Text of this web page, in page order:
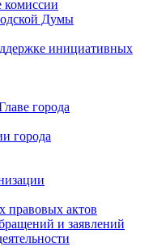
комиссии
Думы
инициативных
города
города
правовых актов
и заявлений